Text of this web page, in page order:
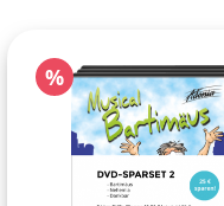
Rabatt
%